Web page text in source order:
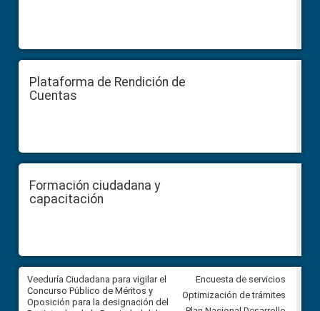
Plataforma de Rendición de
Cuentas
Formación ciudadana y
capacitación
Veeduría Ciudadana para vigilar el
Concurso Público de Méritos y
Oposición para la designación del
Veeduría Ciudadana para
construcción del asfaltado de
Encuesta de servicios
Optimización de trámites